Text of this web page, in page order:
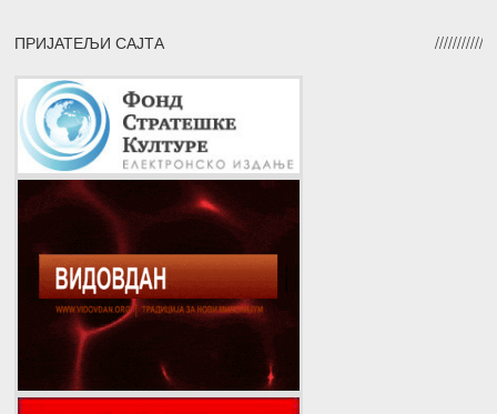
ПРИЈАТЕЉИ САЈТА